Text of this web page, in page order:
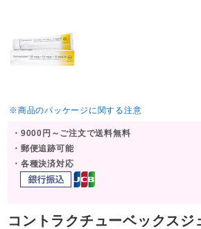
※商品のパッケージに関する注意
・9000円～ご注文で送料無料
・郵便追跡可能
・各種決済対応
コントラクチューベックスジ